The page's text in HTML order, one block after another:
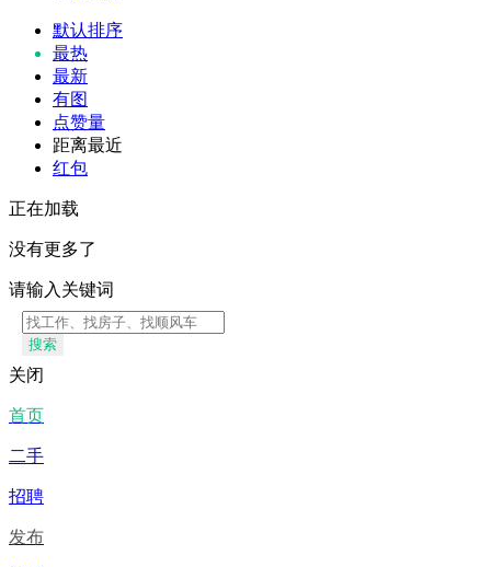
默认排序
最热
最新
有图
点赞量
距离最近
红包
正在加载
没有更多了
请输入关键词
搜索
关闭
首页
二手
招聘
发布